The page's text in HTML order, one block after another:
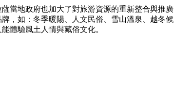
當地政府也加大了對旅游資源的重新整合與推
，如：冬季暖陽、人文民俗、雪山溫泉、越冬
體驗風土人情與藏俗文化。